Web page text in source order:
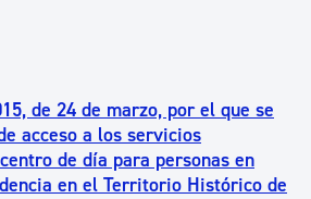
de 24 de marzo, por el que se
acceso a los servicios
de día para personas en
en el Territorio Histórico de